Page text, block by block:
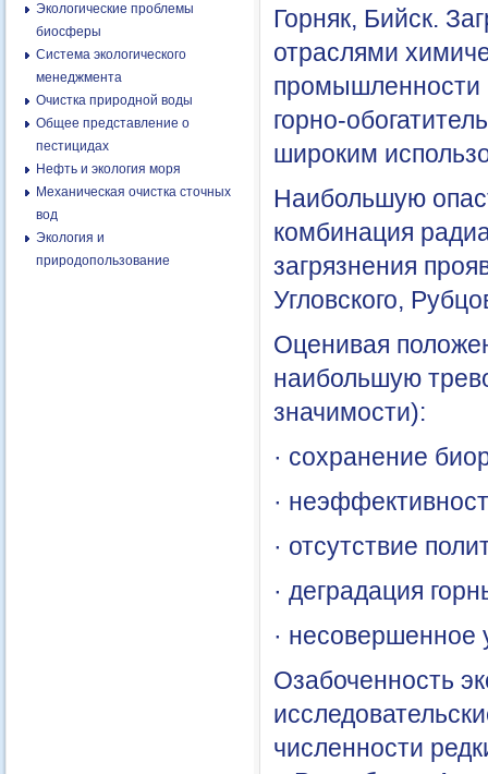
Экологические проблемы
биосферы
Система экологического
менеджмента
Очистка природной воды
Общее представление о
пестицидах
Нефть и экология моря
Механическая очистка сточных
вод
Экология и
природопользование
Горняк, Бийск.
отраслями
промышленности
горно-
широким
Наибольшую
комбинация
загрязнения
Угловского,
Оценивая
наибольшую
значимости):
· сохранение
·
· отсутствие
· деградация
· несовершенное
Озабоченность
численности